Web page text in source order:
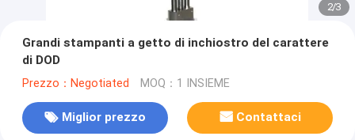
2/3
Grandi stampanti a getto di inchiostro del carattere
di DOD
Prezzo：Negotiated MOQ：1 INSIEME
Miglior prezzo Contattaci